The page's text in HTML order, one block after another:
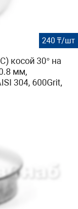
240 ₸/шт
косой 30° на
мм,
304, 600Grit,